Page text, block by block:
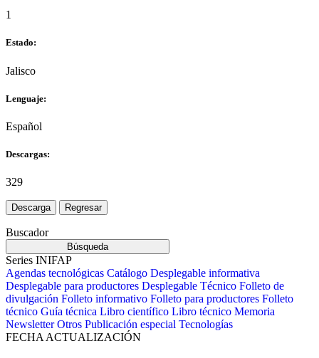
1
Estado:
Jalisco
Lenguaje:
Español
Descargas:
329
Buscador
Series INIFAP
Agendas tecnológicas Catálogo Desplegable informativa
Desplegable para productores Desplegable Técnico Folleto de
divulgación Folleto informativo Folleto para productores Folleto
técnico Guía técnica Libro científico Libro técnico Memoria
Newsletter Otros Publicación especial Tecnologías
FECHA ACTUALIZACIÓN